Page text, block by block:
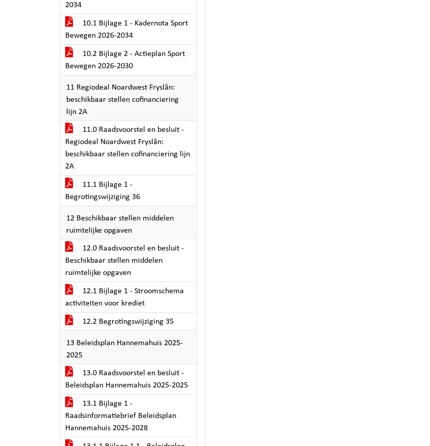
2034
10.1 Bijlage 1 - Kadernota Sport
Bewegen 2026-2034
10.2 Bijlage 2 - Actieplan Sport
Bewegen 2026-2030
11 Regiodeal Noardwest Fryslân:
beschikbaar stellen cofinanciering
lijn 2A
11.0 Raadsvoorstel en besluit -
Regiodeal Noardwest Fryslân:
beschikbaar stellen cofinanciering lijn
2A
11.1 Bijlage 1 -
Begrotingswijziging 36
12 Beschikbaar stellen middelen
ruimtelijke opgaven
12.0 Raadsvoorstel en besluit -
Beschikbaar stellen middelen
ruimtelijke opgaven
12.1 Bijlage 1 - Stroomschema
activiteiten voor krediet
12.2 Begrotingswijziging 35
13 Beleidsplan Hannemahuis 2025-
2025
13.0 Raadsvoorstel en besluit -
Beleidsplan Hannemahuis 2025-2025
13.1 Bijlage 1 -
Raadsinformatiebrief Beleidsplan
Hannemahuis 2025-2028